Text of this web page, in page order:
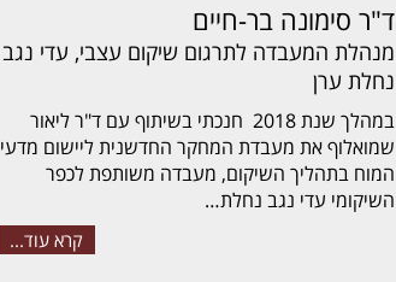
ד"ר סימונה בר-חיים
מנהלת המעבדה לתרגום שיקום עצבי, עדי נגב
נחלת ערן
במהלך שנת 2018 חנכתי בשיתוף עם ד"ר ליאור
שמואלוף את מעבדת המחקר החדשנית ליישום מדעי
המוח בתהליך השיקום, מעבדה משותפת לכפר
השיקומי עדי נגב נחלת…
קרא עוד...